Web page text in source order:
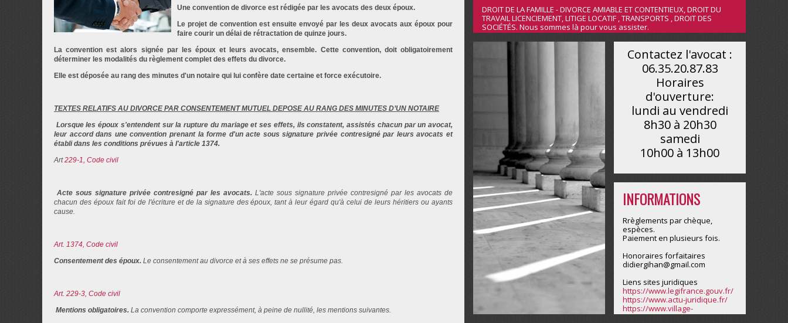
Une convention de divorce est rédigée par les avocats des deux époux.
Le projet de convention est ensuite envoyé par les deux avocats aux époux pour
faire courir un délai de rétractation de quinze jours.
La convention est alors signée par les époux et leurs avocats, ensemble. Cette convention, doit obligatoirement
déterminer les modalités du règlement complet des effets du divorce.
Elle est déposée au rang des minutes d'un notaire qui lui confère date certaine et force exécutoire.
TEXTES RELATIFS AU DIVORCE PAR CONSENTEMENT MUTUEL DEPOSE AU RANG DES MINUTES D’UN NOTAIRE
Lorsque les époux s'entendent sur la rupture du mariage et ses effets, ils constatent, assistés chacun par un avocat,
leur accord dans une convention prenant la forme d'un acte sous signature privée contresigné par leurs avocats et
établi dans les conditions prévues à l'article 1374.
Art229-1, Code civil
Acte sous signature privée contresigné par les avocats. L'acte sous signature privée contresigné par les avocats de
chacun des époux fait foi de l'écriture et de la signature des époux, tant à leur égard qu'à celui de leurs héritiers ou ayants
cause.
Art. 1374, Code civil
Consentement des époux. Le consentement au divorce et à ses effets ne se présume pas.
Art. 229-3, Code civil
Mentions obligatoires. La convention comporte expressément, à peine de nullité, les mentions suivantes.
DROIT DE LA FAMILLE - DIVORCE AMIABLE ET CONTENTIEUX, DROIT DU
TRAVAIL LICENCIEMENT, LITIGE LOCATIF , TRANSPORTS , DROIT DES
SOCIÉTÉS. Nous sommes là pour vous assister.
Contactez l'avocat :
06.35.20.87.83
Horaires
d'ouverture:
lundi au vendredi
8h30 à 20h30
samedi
10h00 à 13h00
INFORMATIONS
Rrèglements par chèque,
espèces.
Paiement en plusieurs fois.
Honoraires forfaitaires
didiergihan@gmail.com
Liens sites juridiques
https://www.legifrance.gouv.fr/
https://www.actu-juridique.fr/
https://www.village-
justice.com/articles/index.php